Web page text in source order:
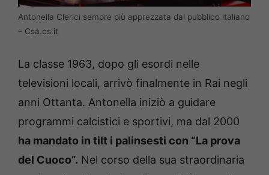
Antonella Clerici sempre più apprezzata dal pubblico italiano
– Csa.cs.it
La classe 1963, dopo gli esordi nelle
televisioni locali, arrivò finalmente in Rai negli
anni Ottanta. Antonella iniziò a guidare
programmi calcistici e sportivi, ma dal 2000
ha mandato in tilt i palinsesti con “La prova
del Cuoco”. Nel corso della sua straordinaria